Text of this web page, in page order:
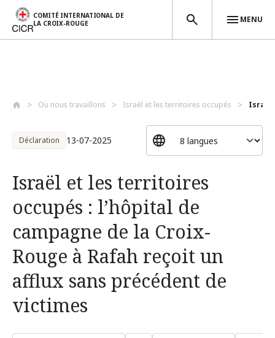
COMITÉ INTERNATIONAL DE
LA CROIX-ROUGE
MENU
Où nous travaillons Israël et les territoires occupés Israël
Déclaration 13-07-2025
Israël et les territoires
occupés : l’hôpital de
campagne de la Croix-
Rouge à Rafah reçoit un
afflux sans précédent de
victimes